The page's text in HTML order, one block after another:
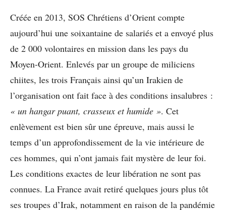
Créée en 2013, SOS Chrétiens d’Orient compte
aujourd’hui une soixantaine de salariés et a envoyé plus
de 2 000 volontaires en mission dans les pays du
Moyen-Orient. Enlevés par un groupe de miliciens
chiites, les trois Français ainsi qu’un Irakien de
l’organisation ont fait face à des conditions insalubres :
« un hangar puant, crasseux et humide ». Cet
enlèvement est bien sûr une épreuve, mais aussi le
temps d’un approfondissement de la vie intérieure de
ces hommes, qui n’ont jamais fait mystère de leur foi.
Les conditions exactes de leur libération ne sont pas
connues. La France avait retiré quelques jours plus tôt
ses troupes d’Irak, notamment en raison de la pandémie